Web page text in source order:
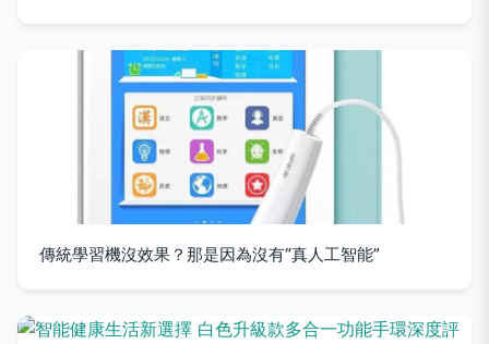
傳統學習機沒效果？那是因為沒有“真人工智能”